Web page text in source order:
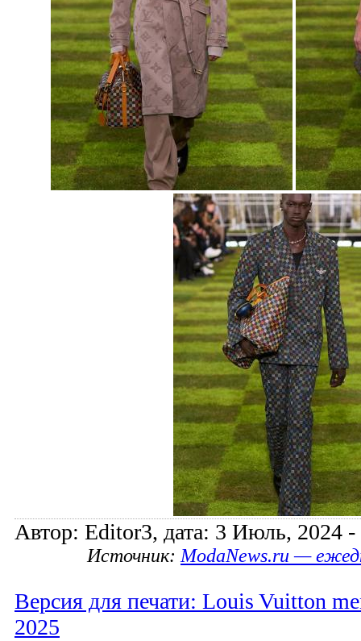
Автор: Editor3, дата: 3 Июль, 2024 -
Источник:ModaNews.ru —
Версия для печати: Louis Vuitton
2025